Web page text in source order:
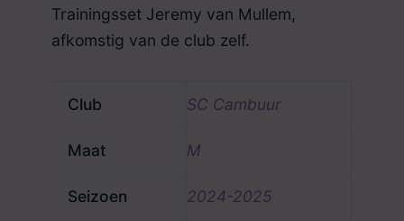
Trainingsset Jeremy van Mullem,
afkomstig van de club zelf.
Club SC Cambuur
Maat M
Seizoen 2024-2025